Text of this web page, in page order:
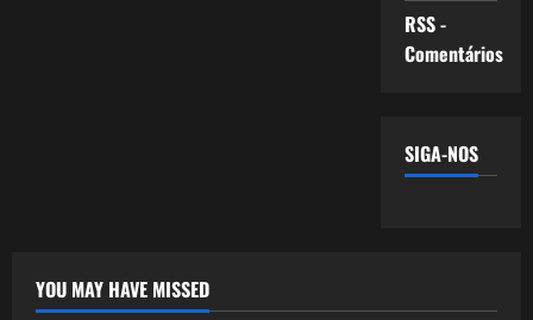
RSS -
Comentários
SIGA-NOS
YOU MAY HAVE MISSED